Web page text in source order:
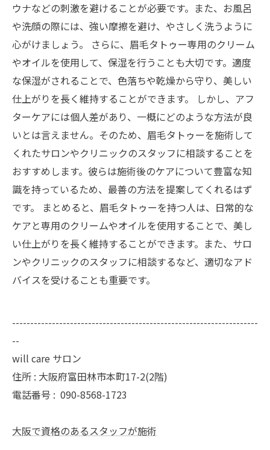
ウナなどの刺激を避けることが必要です。また、お風呂
や洗顔の際には、強い摩擦を避け、やさしく洗うように
心がけましょう。 さらに、眉毛タトゥー専用のクリーム
やオイルを使用して、保湿を行うことも大切です。適度
な保湿がされることで、色落ちや乾燥から守り、美しい
仕上がりを長く維持することができます。 しかし、アフ
ターケアには個人差があり、一概にどのような方法が良
いとは言えません。そのため、眉毛タトゥーを施術して
くれたサロンやクリニックのスタッフに相談することを
おすすめします。彼らは施術後のケアについて豊富な知
識を持っているため、最善の方法を提案してくれるはず
です。 まとめると、眉毛タトゥーを持つ人は、日常的な
ケアと専用のクリームやオイルを使用することで、美し
い仕上がりを長く維持することができます。また、サロ
ンやクリニックのスタッフに相談するなど、適切なアド
バイスを受けることも重要です。
--------------------------------------------------------------------
--
will care サロン
住所 : 大阪府富田林市本町17-2(2階)
電話番号 : 090-8568-1723
大阪で資格のあるスタッフが施術